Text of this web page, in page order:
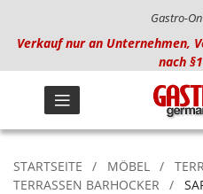
Gastro-
Verkauf nur an Unternehmen,
nach
STARTSEITE MÖBEL
TERRASSEN BARHOCKER